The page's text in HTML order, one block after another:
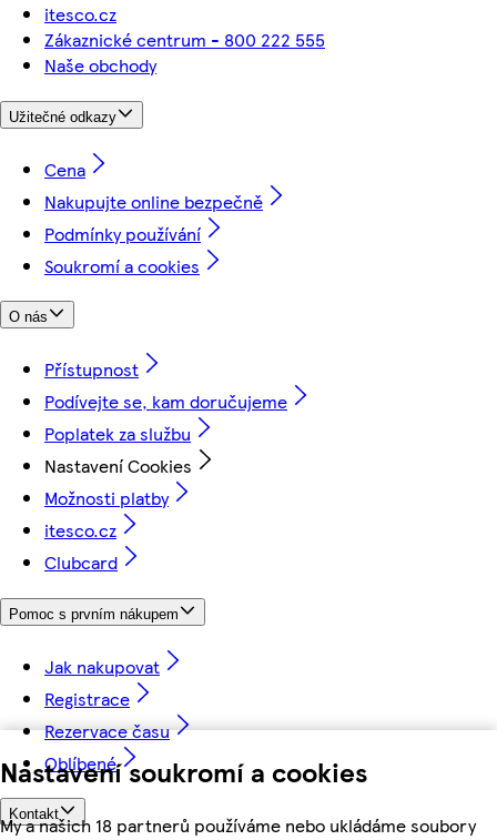
Nastavení soukromí a cookies
My a našich 18 partnerů používáme nebo ukládáme soubory
itesco.cz
Zákaznické centrum - 800 222 555
Naše obchody
Užitečné odkazy
Cena
Nakupujte online bezpečně
Podmínky používání
Soukromí a cookies
O nás
Přístupnost
Podívejte se, kam doručujeme
Poplatek za službu
Nastavení Cookies
Možnosti platby
itesco.cz
Clubcard
Pomoc s prvním nákupem
Jak nakupovat
Registrace
Rezervace času
Oblíbené
Kontakt